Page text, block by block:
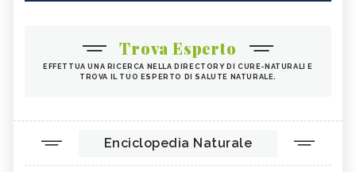
Trova Esperto
EFFETTUA UNA RICERCA NELLA DIRECTORY DI CURE-NATURALI E
TROVA IL TUO ESPERTO DI SALUTE NATURALE.
Enciclopedia Naturale